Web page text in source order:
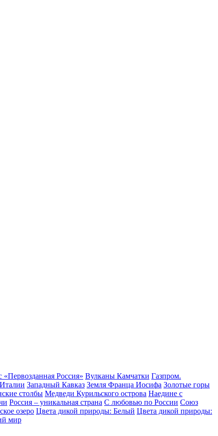
Россия» Вулканы Камчатки Газпром.
Западный Кавказ Земля Франца Иосифа Золотые горы
столбы Медведи Курильского острова Наедине с
Россия – уникальная страна С любовью по России Союз
озеро Цвета дикой природы: Белый Цвета дикой природы:
мир